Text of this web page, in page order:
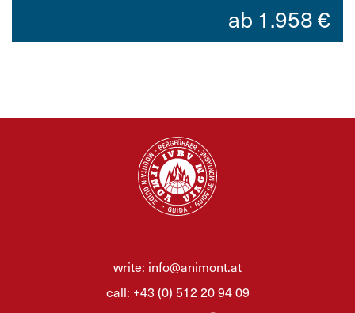
ab 1.958€
write: info@animont.at
call: +43 (0) 512 20 94 09